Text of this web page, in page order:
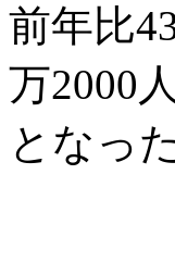
前年比
万2000
となった